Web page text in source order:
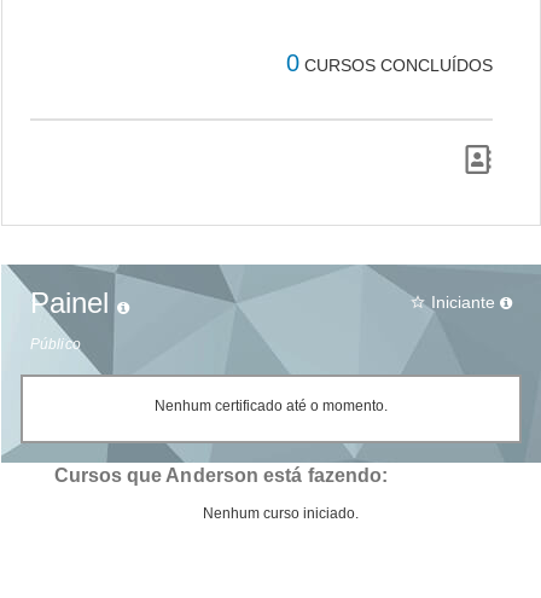
0 CURSOS CONCLUÍDOS
Painel
Público
star_border Iniciante
Nenhum certificado até o momento.
Cursos que Anderson está fazendo:
Nenhum curso iniciado.